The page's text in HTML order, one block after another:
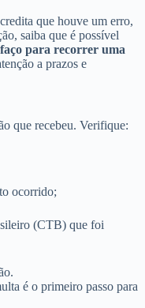
que houve um erro,
saiba que é possível
para recorrer uma
a prazos e
que recebeu. Verifique:
ocorrido;
(CTB) que foi
é o primeiro passo para